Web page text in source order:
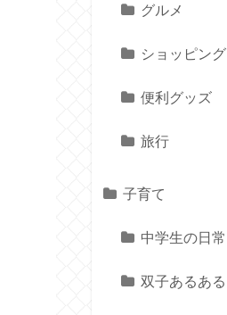
グルメ
ショッピング
便利グッズ
旅行
子育て
中学生の日常
双子あるある